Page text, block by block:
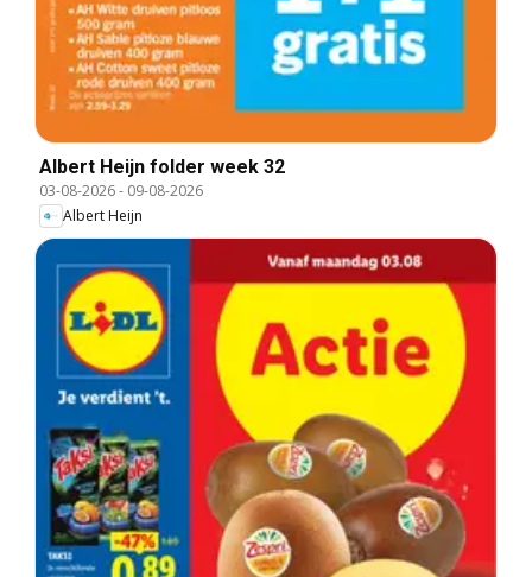
Albert Heijn folder week 32
03-08-2026- 09-08-2026
Albert Heijn